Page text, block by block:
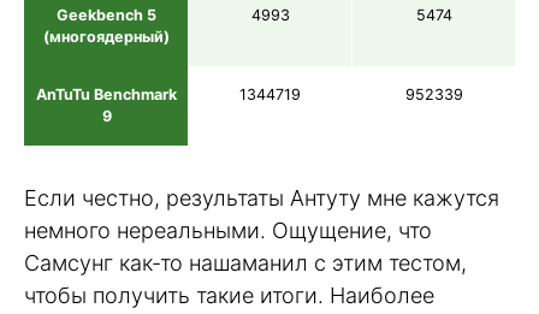
Geekbench 5
(многоядерный)
4993 5474
AnTuTu Benchmark
9
1344719 952339
Если честно, результаты Антуту мне кажутся
немного нереальными. Ощущение, что
Самсунг как-то нашаманил с этим тестом,
чтобы получить такие итоги. Наиболее